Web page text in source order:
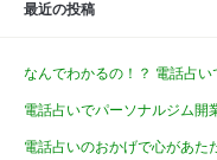
最近の投稿
なんでわかるの！？ 電話占
電話占いでパーソナルジム開
電話占いのおかげで心があた